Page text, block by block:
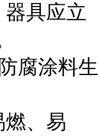
具应立
腐涂料生
、易